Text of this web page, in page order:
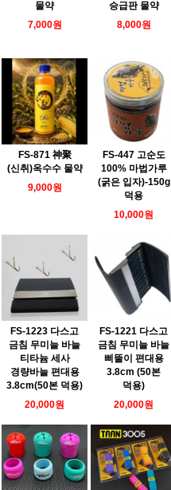
물약
7,000원
승급판 물약
8,000원
FS-871 神聚
(신취)옥수수 물약
9,000원
FS-447 고순도
100% 마법가루
(굵은 입자)-150g
덕용
10,000원
FS-1223 다스고
금침 무미늘 바늘
티타늄 세사
경량바늘 편대용
3.8cm(50본 덕용)
20,000원
FS-1221 다스고
금침 무미늘 바늘
삐뚤이 편대용
3.8cm (50본
덕용)
20,000원